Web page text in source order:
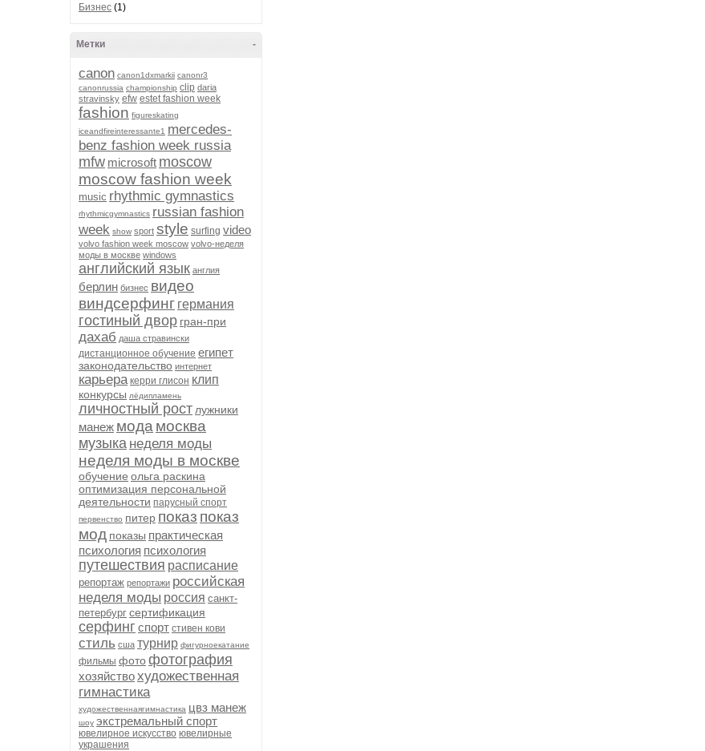
Бизнес (1)
-
Метки
canon canon1dxmarkii canonr3
canonrussia championship clip daria
stravinsky efw estet fashion week
fashion figureskating
iceandfireinteressante1 mercedes-
benz fashion week russia
mfw microsoft moscow
moscow fashion week
music rhythmic gymnastics
rhythmicgymnastics russian fashion
week show sport style surfing video
volvo fashion week moscow volvo-неделя
моды в москве windows
английский язык англия
берлин бизнес видео
виндсерфинг германия
гостиный двор гран-при
дахаб даша стравински
дистанционное обучение египет
законодательство интернет
карьера керри глисон клип
конкурсы лёдипламень
личностный рост лужники
манеж мода москва
музыка неделя моды
неделя моды в москве
обучение ольга раскина
оптимизация персональной
деятельности парусный спорт
первенство питер показ показ
мод показы практическая
психология психология
путешествия расписание
репортаж репортажи российская
неделя моды россия санкт-
петербург сертификация
серфинг спорт стивен кови
стиль сша турнир фигурноекатание
фильмы фотофотография
хозяйствохудожественная
гимнастика
художественнаягимнастика цвз манеж
шоу экстремальный спорт
ювелирное искусство ювелирные
украшения